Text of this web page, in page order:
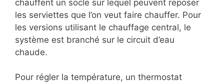
chauffent un socle sur lequel peuvent reposer
les serviettes que l’on veut faire chauffer. Pour
les versions utilisant le chauffage central, le
système est branché sur le circuit d’eau
chaude.
Pour régler la température, un thermostat